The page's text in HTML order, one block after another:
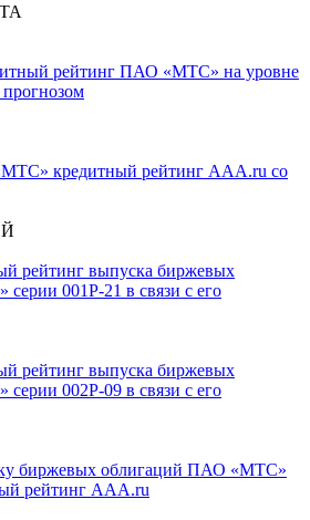
рейтинг ПАО «МТС» на уровне
кредитный рейтинг AAA.ru со
рейтинг выпуска биржевых
001Р-21 в связи с его
рейтинг выпуска биржевых
002Р-09 в связи с его
биржевых облигаций ПАО «МТС»
рейтинг AAA.ru